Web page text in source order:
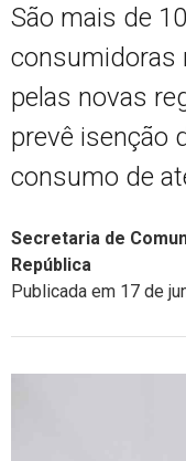
São mais de
consumidoras
pelas novas
prevê isenção
consumo de
Secretaria de
República
Publicada em 17 de